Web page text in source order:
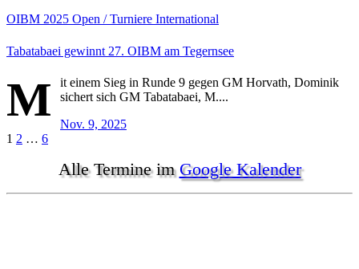
OIBM 2025 Open / Turniere International
Tabatabaei gewinnt 27. OIBM am Tegernsee
M
it einem Sieg in Runde 9 gegen GM Horvath, Dominik
sichert sich GM Tabatabaei, M....
Nov. 9, 2025
Seitennummerierung
Beiträge
1 2 … 6
Alle Termine im Google Kalender